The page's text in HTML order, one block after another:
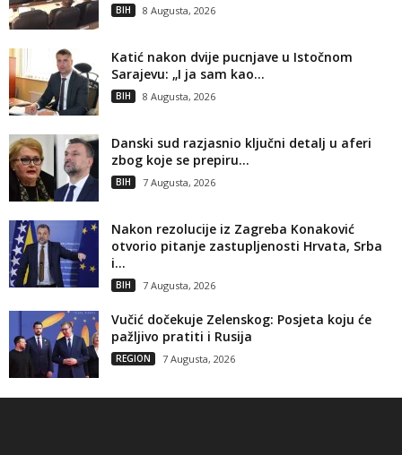
BIH 8 Augusta, 2026
Katić nakon dvije pucnjave u Istočnom
Sarajevu: „I ja sam kao...
BIH 8 Augusta, 2026
Danski sud razjasnio ključni detalj u aferi
zbog koje se prepiru...
BIH 7 Augusta, 2026
Nakon rezolucije iz Zagreba Konaković
otvorio pitanje zastupljenosti Hrvata, Srba
i...
BIH 7 Augusta, 2026
Vučić dočekuje Zelenskog: Posjeta koju će
pažljivo pratiti i Rusija
REGION 7 Augusta, 2026